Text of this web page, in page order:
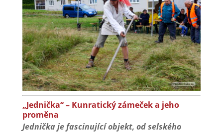
„Jednička“ – Kunratický zámeček a jeho
proměna
Jednička je fascinující objekt, od selského